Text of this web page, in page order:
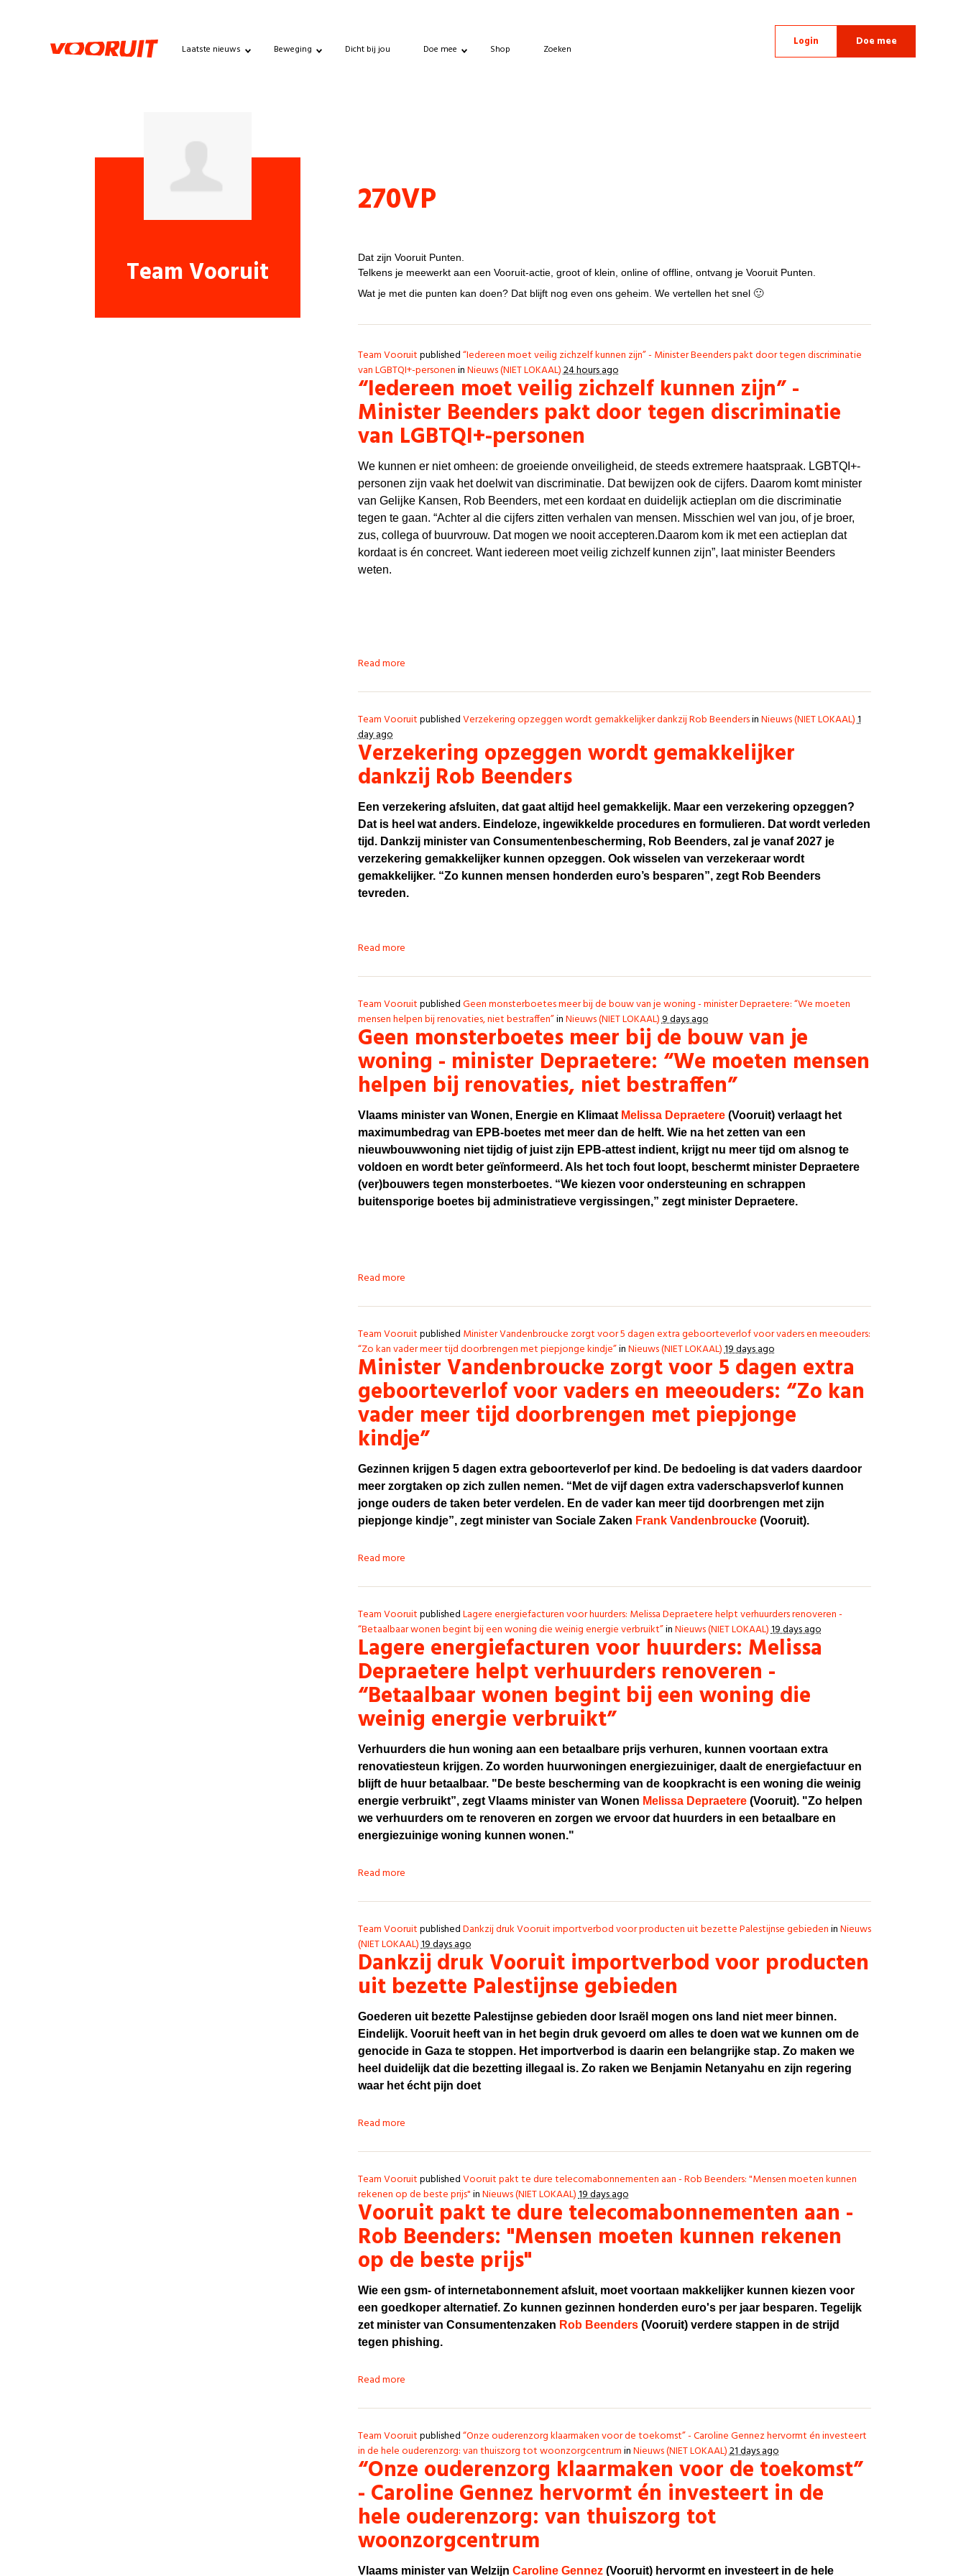
Laatste nieuws Beweging Dicht bij jou Doe mee Shop Zoeken
Login Doe mee
Team Vooruit
270VP
Dat zijn Vooruit Punten.
Telkens je meewerkt aan een Vooruit-actie, groot of klein, online of offline, ontvang je Vooruit Punten.
Wat je met die punten kan doen? Dat blijft nog even ons geheim. We vertellen het snel 🙂
Team Vooruitpublished“Iedereen moet veilig zichzelf kunnen zijn” - Minister Beenders pakt door tegen discriminatie
van LGBTQI+-personeninNieuws (NIET LOKAAL)24 hours ago
“Iedereen moet veilig zichzelf kunnen zijn” -
Minister Beenders pakt door tegen discriminatie
van LGBTQI+-personen
We kunnen er niet omheen: de groeiende onveiligheid, de steeds extremere haatspraak. LGBTQI+-
personen zijn vaak het doelwit van discriminatie. Dat bewijzen ook de cijfers. Daarom komt minister
van Gelijke Kansen, Rob Beenders, met een kordaat en duidelijk actieplan om die discriminatie
tegen te gaan. “Achter al die cijfers zitten verhalen van mensen. Misschien wel van jou, of je broer,
zus, collega of buurvrouw. Dat mogen we nooit accepteren.Daarom kom ik met een actieplan dat
kordaat is én concreet. Want iedereen moet veilig zichzelf kunnen zijn”, laat minister Beenders
weten.
Read more
Team VooruitpublishedVerzekering opzeggen wordt gemakkelijker dankzij Rob BeendersinNieuws (NIET LOKAAL)1
day ago
Verzekering opzeggen wordt gemakkelijker
dankzij Rob Beenders
Een verzekering afsluiten, dat gaat altijd heel gemakkelijk. Maar een verzekering opzeggen?
Dat is heel wat anders. Eindeloze, ingewikkelde procedures en formulieren. Dat wordt verleden
tijd. Dankzij minister van Consumentenbescherming, Rob Beenders, zal je vanaf 2027 je
verzekering gemakkelijker kunnen opzeggen. Ook wisselen van verzekeraar wordt
gemakkelijker. “Zo kunnen mensen honderden euro’s besparen”, zegt Rob Beenders
tevreden.
Read more
Team VooruitpublishedGeen monsterboetes meer bij de bouw van je woning - minister Depraetere: “We moeten
mensen helpen bij renovaties, niet bestraffen”inNieuws (NIET LOKAAL)9 days ago
Geen monsterboetes meer bij de bouw van je
woning - minister Depraetere: “We moeten mensen
helpen bij renovaties, niet bestraffen”
Vlaams minister van Wonen, Energie en Klimaat Melissa Depraetere(Vooruit) verlaagt het
maximumbedrag van EPB-boetes met meer dan de helft. Wie na het zetten van een
nieuwbouwwoning niet tijdig of juist zijn EPB-attest indient, krijgt nu meer tijd om alsnog te
voldoen en wordt beter geïnformeerd. Als het toch fout loopt, beschermt minister Depraetere
(ver)bouwers tegen monsterboetes. “We kiezen voor ondersteuning en schrappen
buitensporige boetes bij administratieve vergissingen,” zegt minister Depraetere.
Read more
Team Vooruitpublished Minister Vandenbroucke zorgt voor 5 dagen extra geboorteverlof voor vaders en meeouders:
“Zo kan vader meer tijd doorbrengen met piepjonge kindje”inNieuws (NIET LOKAAL)19 days ago
Minister Vandenbroucke zorgt voor 5 dagen extra
geboorteverlof voor vaders en meeouders: “Zo kan
vader meer tijd doorbrengen met piepjonge
kindje”
Gezinnen krijgen 5 dagen extra geboorteverlof per kind. De bedoeling is dat vaders daardoor
meer zorgtaken op zich zullen nemen. “Met de vijf dagen extra vaderschapsverlof kunnen
jonge ouders de taken beter verdelen. En de vader kan meer tijd doorbrengen met zijn
piepjonge kindje”, zegt minister van Sociale Zaken Frank Vandenbroucke(Vooruit).
Read more
Team VooruitpublishedLagere energiefacturen voor huurders: Melissa Depraetere helpt verhuurders renoveren -
“Betaalbaar wonen begint bij een woning die weinig energie verbruikt”inNieuws (NIET LOKAAL)19 days ago
Lagere energiefacturen voor huurders: Melissa
Depraetere helpt verhuurders renoveren -
“Betaalbaar wonen begint bij een woning die
weinig energie verbruikt”
Verhuurders die hun woning aan een betaalbare prijs verhuren, kunnen voortaan extra
renovatiesteun krijgen. Zo worden huurwoningen energiezuiniger, daalt de energiefactuur en
blijft de huur betaalbaar. "De beste bescherming van de koopkracht is een woning die weinig
energie verbruikt”, zegt Vlaams minister van Wonen Melissa Depraetere(Vooruit). "Zo helpen
we verhuurders om te renoveren en zorgen we ervoor dat huurders in een betaalbare en
energiezuinige woning kunnen wonen."
Read more
Team VooruitpublishedDankzij druk Vooruit importverbod voor producten uit bezette Palestijnse gebiedeninNieuws
(NIET LOKAAL)19 days ago
Dankzij druk Vooruit importverbod voor producten
uit bezette Palestijnse gebieden
Goederen uit bezette Palestijnse gebieden door Israël mogen ons land niet meer binnen.
Eindelijk. Vooruit heeft van in het begin druk gevoerd om alles te doen wat we kunnen om de
genocide in Gaza te stoppen. Het importverbod is daarin een belangrijke stap. Zo maken we
heel duidelijk dat die bezetting illegaal is. Zo raken we Benjamin Netanyahu en zijn regering
waar het écht pijn doet
Read more
Team VooruitpublishedVooruit pakt te dure telecomabonnementen aan - Rob Beenders: "Mensen moeten kunnen
rekenen op de beste prijs"inNieuws (NIET LOKAAL)19 days ago
Vooruit pakt te dure telecomabonnementen aan -
Rob Beenders: "Mensen moeten kunnen rekenen
op de beste prijs"
Wie een gsm- of internetabonnement afsluit, moet voortaan makkelijker kunnen kiezen voor
een goedkoper alternatief. Zo kunnen gezinnen honderden euro's per jaar besparen. Tegelijk
zet minister van Consumentenzaken Rob Beenders(Vooruit) verdere stappen in de strijd
tegen phishing.
Read more
Team Vooruitpublished“Onze ouderenzorg klaarmaken voor de toekomst” - Caroline Gennez hervormt én investeert
in de hele ouderenzorg: van thuiszorg tot woonzorgcentruminNieuws (NIET LOKAAL)21 days ago
“Onze ouderenzorg klaarmaken voor de toekomst”
- Caroline Gennez hervormt én investeert in de
hele ouderenzorg: van thuiszorg tot
woonzorgcentrum
Vlaams minister van Welzijn Caroline Gennez(Vooruit) hervormt en investeert in de hele